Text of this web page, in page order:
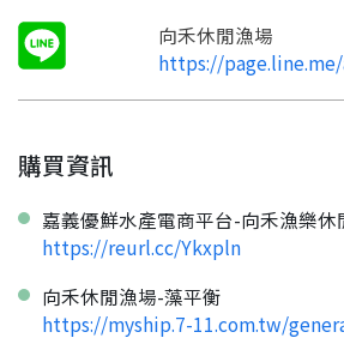
向禾休閒漁場
https://
購買資訊
嘉義優鮮水產電商平台-向禾漁樂
https://reurl.cc/Ykxpln
向禾休閒漁場-藻平衡
https://myship.7-11.com.tw/
要註冊嗎？
請加入LINE好友
返回 繼
開始填寫申請資料吧~
訊息
要申請新產品嗎？
返回首頁
如果你已經準備好了，
直接申請